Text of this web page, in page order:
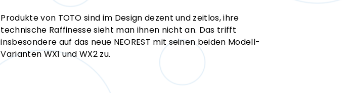
Produkte von TOTO sind im Design dezent und zeitlos, ihre
technische Raffinesse sieht man ihnen nicht an. Das trifft
insbesondere auf das neue NEOREST mit seinen beiden Modell-
Varianten WX1 und WX2 zu.